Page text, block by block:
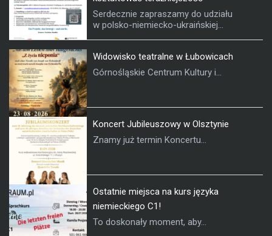
Serdecznie zapraszamy do udziału
w polsko-niemiecko-ukraińskiej...
Widowisko teatralne w Łubowicach
Górnośląskie Centrum Kultury i...
Koncert Jubileuszowy w Olsztynie
Znamy już termin Koncertu...
Ostatnie miejsca na kurs języka
niemieckiego C1!
To doskonały moment, aby...